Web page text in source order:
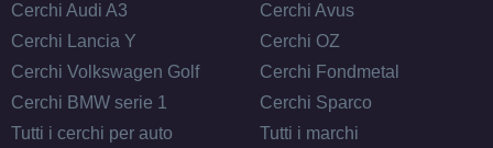
Cerchi Audi A3
Cerchi Lancia Y
Cerchi Volkswagen Golf
Cerchi BMW serie 1
Tutti i cerchi per auto
Cerchi Avus
Cerchi OZ
Cerchi Fondmetal
Cerchi Sparco
Tutti i marchi